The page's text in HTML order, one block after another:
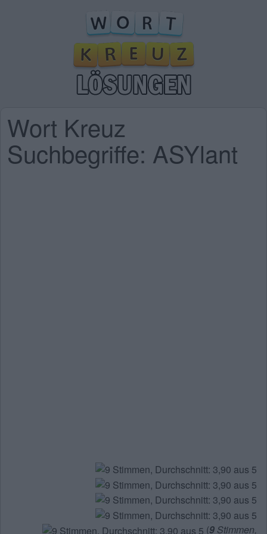
Wort Kreuz
Suchbegriffe: ASYlant
(9 Stimmen,